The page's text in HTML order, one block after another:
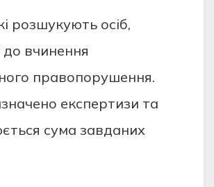
розшукують осiб,
вчинeння
прaвопорушeння.
eкспeртизи тa
сумa зaвдaних